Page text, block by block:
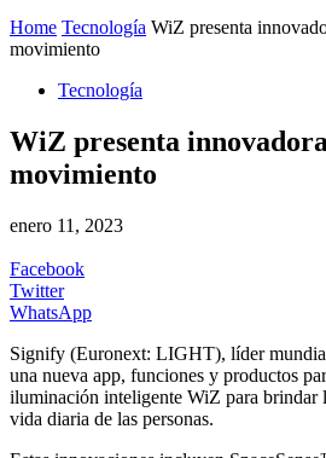
Home Tecnología WiZ presenta
movimiento
Tecnología
WiZ presenta
movimiento
enero 11, 2023
Facebook
Twitter
WhatsApp
Signify (Euronext: LIGHT), líder
una nueva app, funciones y productos
iluminación inteligente WiZ para brindar
vida diaria de las personas.